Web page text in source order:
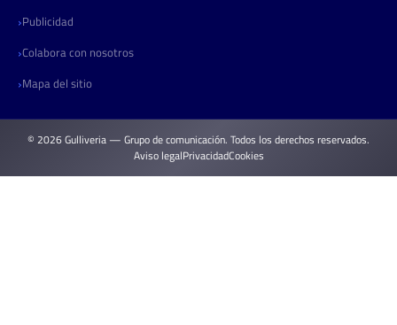
Publicidad
Colabora con nosotros
Mapa del sitio
© 2026 Gulliveria — Grupo de comunicación. Todos los derechos reservados.
Aviso legalPrivacidadCookies